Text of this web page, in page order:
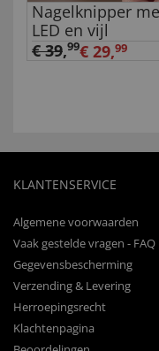
Nagelknipper
LED en vijl
€ 39,99€ 29,99
KLANTENSERVICE
Algemene voorwaarden
Vaak gestelde vragen - FAQ
Gegevensbescherming
Verzending & Levering
Herroepingsrecht
Klachtenpagina